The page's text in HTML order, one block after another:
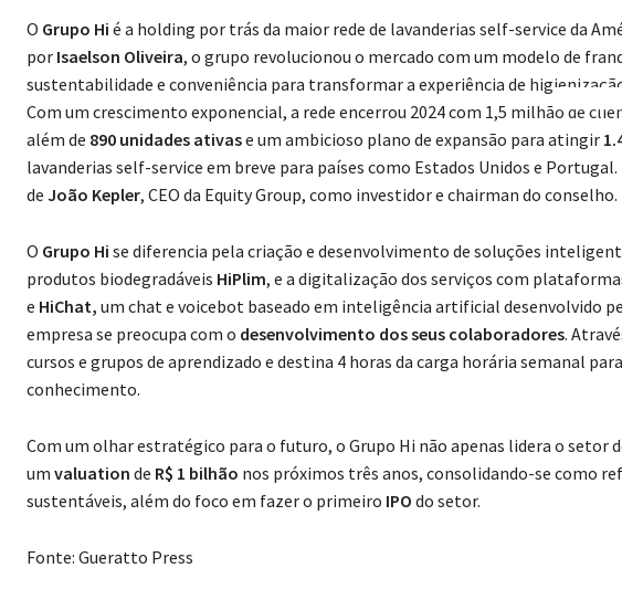
O Grupo Hi é a holding por trás da maior rede de lavanderias self-service da
por Isaelson Oliveira, o grupo revolucionou o mercado com um modelo de
sustentabilidade e conveniência para transformar a experiência de
Com um crescimento exponencial, a rede encerrou 2024 com 1,5 milhão de
além de 890 unidades ativase um ambicioso plano de expansão para atingir
lavanderias self-service em breve para países como Estados Unidos e
de João Kepler, CEO da Equity Group, como investidor e chairman do conselho.
O Grupo Hi se diferencia pela criação e desenvolvimento de soluções
produtos biodegradáveis HiPlim, e a digitalização dos serviços com
e HiChat, um chat e voicebot baseado em inteligência artificial desenvolvido
empresa se preocupa com o desenvolvimento dos seus colaboradores.
cursos e grupos de aprendizado e destina 4 horas da carga horária semanal
conhecimento.
Com um olhar estratégico para o futuro, o Grupo Hi não apenas lidera o setor
um valuation de R$ 1 bilhão nos próximos três anos, consolidando-se como
sustentáveis, além do foco em fazer o primeiro IPO do setor.
Fonte: Gueratto Press